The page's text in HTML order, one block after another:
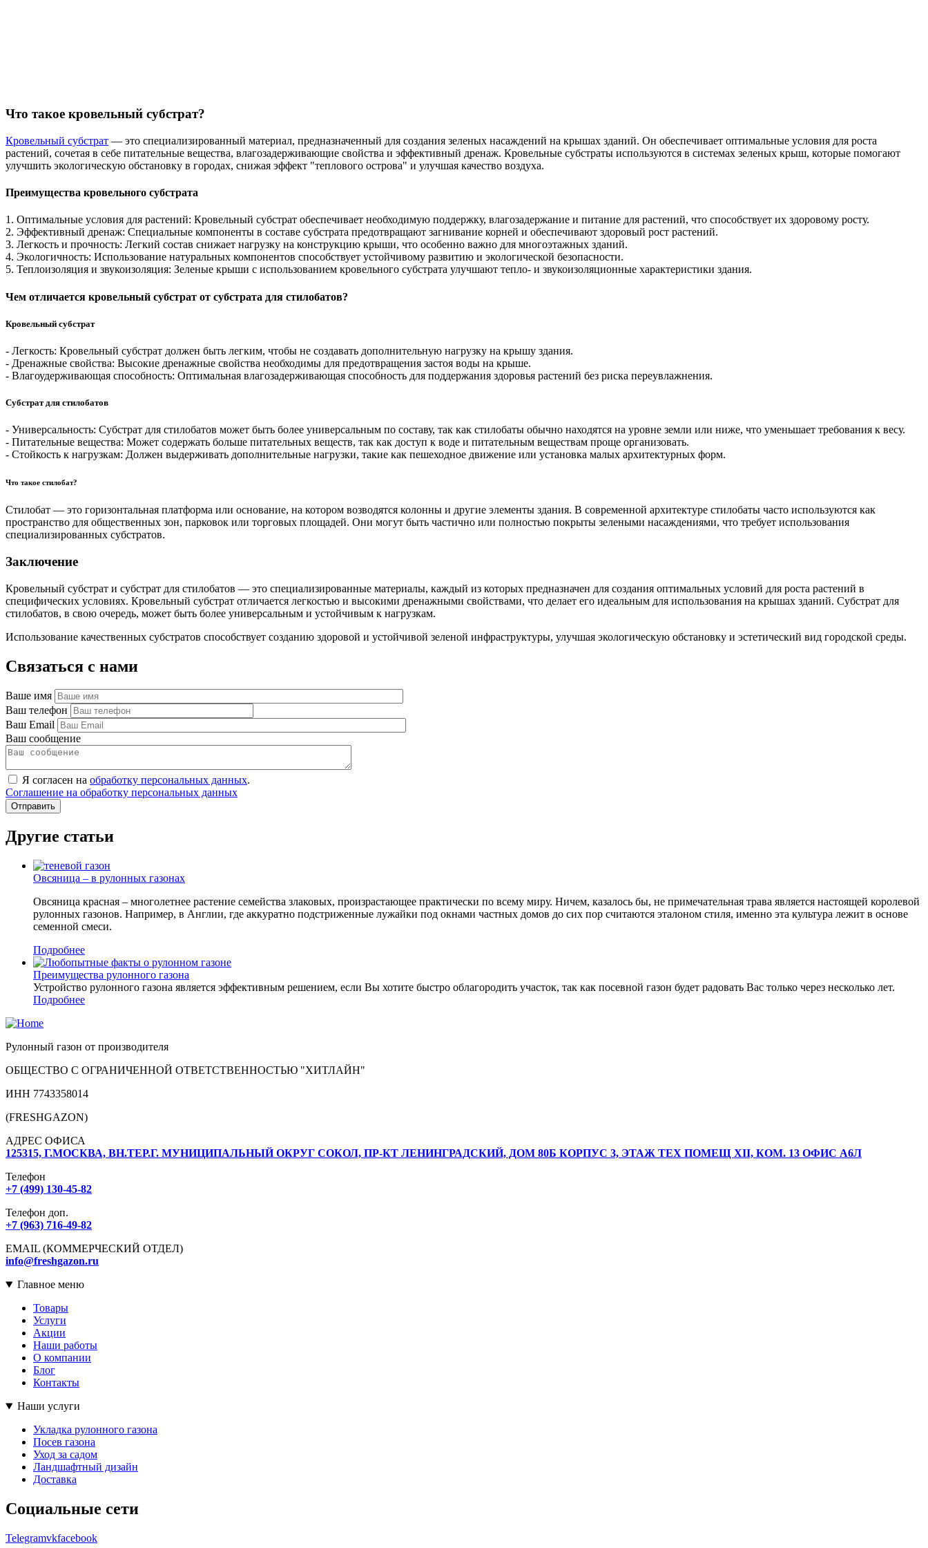
Что такое кровельный субстрат?
Кровельный субстрат — это специализированный материал, предназначенный для создания зеленых насаждений на крышах зданий. Он обеспечивает оптимальные условия для роста
растений, сочетая в себе питательные вещества, влагозадерживающие свойства и эффективный дренаж. Кровельные субстраты используются в системах зеленых крыш, которые помогают
улучшить экологическую обстановку в городах, снижая эффект "теплового острова" и улучшая качество воздуха.
Преимущества кровельного субстрата
1. Оптимальные условия для растений: Кровельный субстрат обеспечивает необходимую поддержку, влагозадержание и питание для растений, что способствует их здоровому росту.
2. Эффективный дренаж: Специальные компоненты в составе субстрата предотвращают загнивание корней и обеспечивают здоровый рост растений.
3. Легкость и прочность: Легкий состав снижает нагрузку на конструкцию крыши, что особенно важно для многоэтажных зданий.
4. Экологичность: Использование натуральных компонентов способствует устойчивому развитию и экологической безопасности.
5. Теплоизоляция и звукоизоляция: Зеленые крыши с использованием кровельного субстрата улучшают тепло- и звукоизоляционные характеристики здания.
Чем отличается кровельный субстрат от субстрата для стилобатов?
Кровельный субстрат
- Легкость: Кровельный субстрат должен быть легким, чтобы не создавать дополнительную нагрузку на крышу здания.
- Дренажные свойства: Высокие дренажные свойства необходимы для предотвращения застоя воды на крыше.
- Влагоудерживающая способность: Оптимальная влагозадерживающая способность для поддержания здоровья растений без риска переувлажнения.
Субстрат для стилобатов
- Универсальность: Субстрат для стилобатов может быть более универсальным по составу, так как стилобаты обычно находятся на уровне земли или ниже, что уменьшает требования к весу.
- Питательные вещества: Может содержать больше питательных веществ, так как доступ к воде и питательным веществам проще организовать.
- Стойкость к нагрузкам: Должен выдерживать дополнительные нагрузки, такие как пешеходное движение или установка малых архитектурных форм.
Что такое стилобат?
Стилобат — это горизонтальная платформа или основание, на котором возводятся колонны и другие элементы здания. В современной архитектуре стилобаты часто используются как
пространство для общественных зон, парковок или торговых площадей. Они могут быть частично или полностью покрыты зелеными насаждениями, что требует использования
специализированных субстратов.
Заключение
Кровельный субстрат и субстрат для стилобатов — это специализированные материалы, каждый из которых предназначен для создания оптимальных условий для роста растений в
специфических условиях. Кровельный субстрат отличается легкостью и высокими дренажными свойствами, что делает его идеальным для использования на крышах зданий. Субстрат для
стилобатов, в свою очередь, может быть более универсальным и устойчивым к нагрузкам.
Использование качественных субстратов способствует созданию здоровой и устойчивой зеленой инфраструктуры, улучшая экологическую обстановку и эстетический вид городской среды.
Связаться с нами
Ваше имя
Ваш телефон
Ваш Email
Ваш сообщение
Я согласен на обработку персональных данных.
Соглашение на обработку персональных данных
Другие статьи
Овсяница – в рулонных газонах
Овсяница красная – многолетнее растение семейства злаковых, произрастающее практически по всему миру. Ничем, казалось бы, не примечательная трава является настоящей королевой
рулонных газонов. Например, в Англии, где аккуратно подстриженные лужайки под окнами частных домов до сих пор считаются эталоном стиля, именно эта культура лежит в основе
семенной смеси.
Подробнее
Преимущества рулонного газона
Устройство рулонного газона является эффективным решением, если Вы хотите быстро облагородить участок, так как посевной газон будет радовать Вас только через несколько лет.
Подробнее
Рулонный газон от производителя
ОБЩЕСТВО С ОГРАНИЧЕННОЙ ОТВЕТСТВЕННОСТЬЮ "ХИТЛАЙН"
ИНН 7743358014
(FRESHGAZON)
АДРЕС ОФИСА
125315, Г.МОСКВА, ВН.ТЕР.Г. МУНИЦИПАЛЬНЫЙ ОКРУГ СОКОЛ, ПР-КТ ЛЕНИНГРАДСКИЙ, ДОМ 80Б КОРПУС 3, ЭТАЖ ТЕХ ПОМЕЩ XII, КОМ. 13 ОФИС А6Л
Телефон
+7 (499) 130-45-82
Телефон доп.
+7 (963) 716-49-82
EMAIL (КОММЕРЧЕСКИЙ ОТДЕЛ)
info@freshgazon.ru
Главное меню
Товары
Услуги
Акции
Наши работы
О компании
Блог
Контакты
Наши услуги
Укладка рулонного газона
Посев газона
Уход за садом
Ландшафтный дизайн
Доставка
Социальные сети
Telegramvkfacebook